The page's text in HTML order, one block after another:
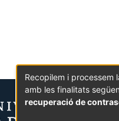
Recopilem i processem
amb les finalitats
recuperació de